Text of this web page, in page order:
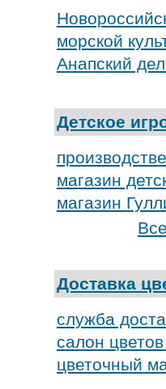
морской
Анапский
Детское
магазин
магазин
Доставка
служба
салон
цветочный